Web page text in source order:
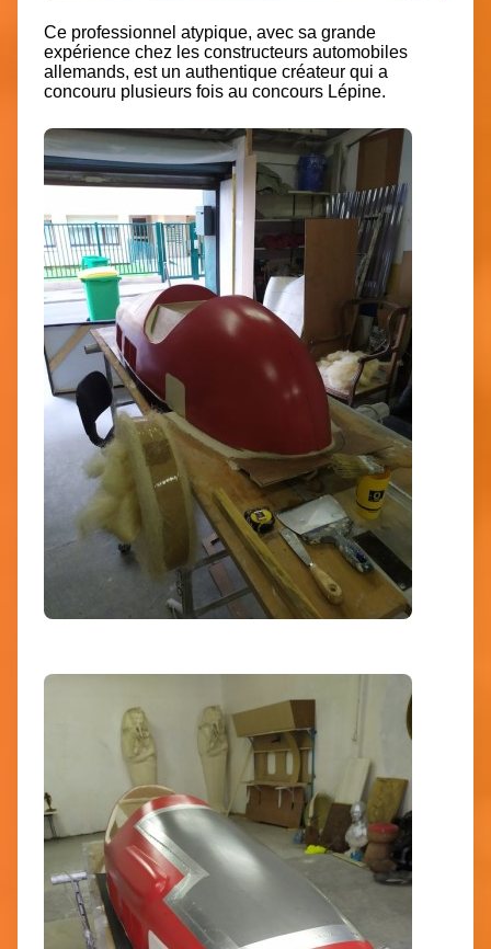
Ce professionnel atypique, avec sa grande
expérience chez les constructeurs automobiles
allemands, est un authentique créateur qui a
concouru plusieurs fois au concours Lépine.